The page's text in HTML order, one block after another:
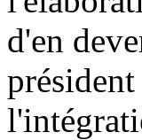
d'en